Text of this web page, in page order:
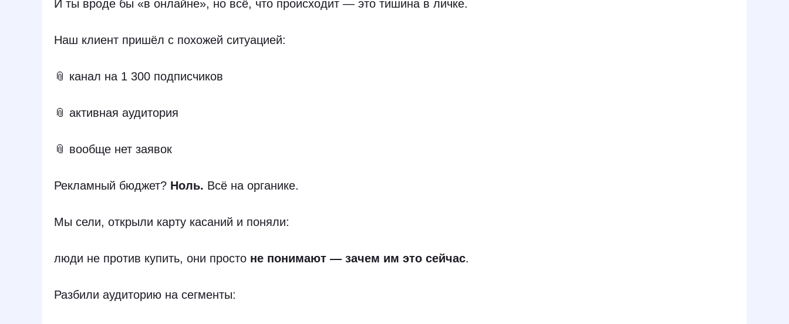
И ты вроде бы «в онлайне», но всё, что происходит — это тишина в личке.
Наш клиент пришёл с похожей ситуацией:
📎 канал на 1 300 подписчиков
📎 активная аудитория
📎 вообще нет заявок
Рекламный бюджет? Ноль. Всё на органике.
Мы сели, открыли карту касаний и поняли:
люди не против купить, они просто не понимают — зачем им это сейчас.
Разбили аудиторию на сегменты: